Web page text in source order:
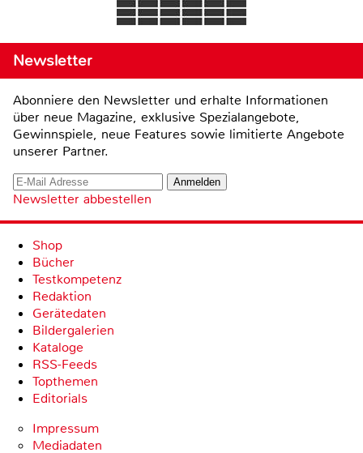
Newsletter
Abonniere den Newsletter und erhalte Informationen
über neue Magazine, exklusive Spezialangebote,
Gewinnspiele, neue Features sowie limitierte Angebote
unserer Partner.
Newsletter abbestellen
Shop
Bücher
Testkompetenz
Redaktion
Gerätedaten
Bildergalerien
Kataloge
RSS-Feeds
Topthemen
Editorials
Impressum
Mediadaten